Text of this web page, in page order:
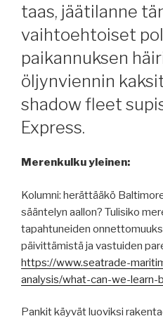
taas, jäätilanne
vaihtoehtoiset
paikannuksen
öljynviennin
shadow fleet
Express.
Merenkulku yleinen:
Kolumni: herättääkö
sääntelyn aallon? Tulisiko
tapahtuneiden
päivittämistä ja vastuiden
https://www.seatrade-
analysis/what-can-we-
Pankit käyvät luoviksi